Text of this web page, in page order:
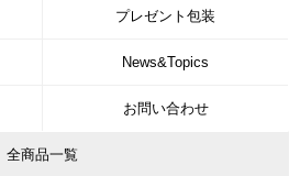
プレゼント包装
News&Topics
お問い合わせ
全商品一覧